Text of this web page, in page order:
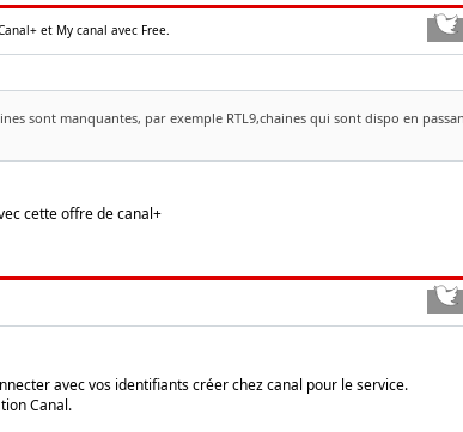
et My canal avec Free.
sont manquantes, par exemple RTL9,chaines qui sont dispo en
cette offre de canal+
avec vos identifiants créer chez canal pour le service.
Canal.